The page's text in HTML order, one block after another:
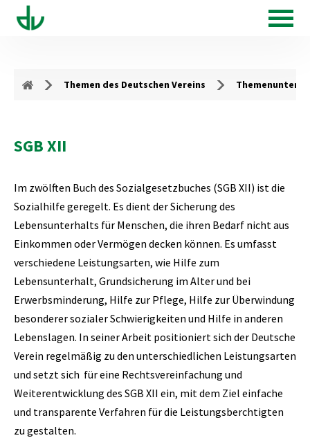
Themen des Deutschen Vereins
SGB XII
Im zwölften Buch des Sozialgesetzbuches (SGB XII) ist die
Sozialhilfe geregelt. Es dient der Sicherung des
Lebensunterhalts für Menschen, die ihren Bedarf nicht aus
Einkommen oder Vermögen decken können. Es umfasst
verschiedene Leistungsarten, wie Hilfe zum
Lebensunterhalt, Grundsicherung im Alter und bei
Erwerbsminderung, Hilfe zur Pflege, Hilfe zur Überwindung
besonderer sozialer Schwierigkeiten und Hilfe in anderen
Lebenslagen. In seiner Arbeit positioniert sich der Deutsche
Verein regelmäßig zu den unterschiedlichen Leistungsarten
und setzt sich für eine Rechtsvereinfachung und
Weiterentwicklung des SGB XII ein, mit dem Ziel einfache
und transparente Verfahren für die Leistungsberchtigten
zu gestalten.